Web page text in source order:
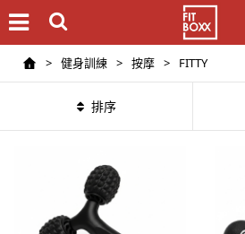
> 健身訓練 > 按摩 > FITTY
排序